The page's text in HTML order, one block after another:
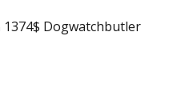
1374$ Dogwatchbutler